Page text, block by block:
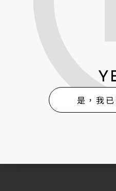
是，我